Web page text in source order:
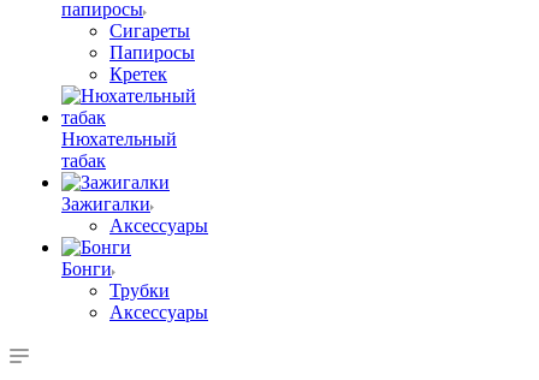
папиросы
Сигареты
Папиросы
Кретек
Нюхательный
табак
Зажигалки
Аксессуары
Бонги
Трубки
Аксессуары